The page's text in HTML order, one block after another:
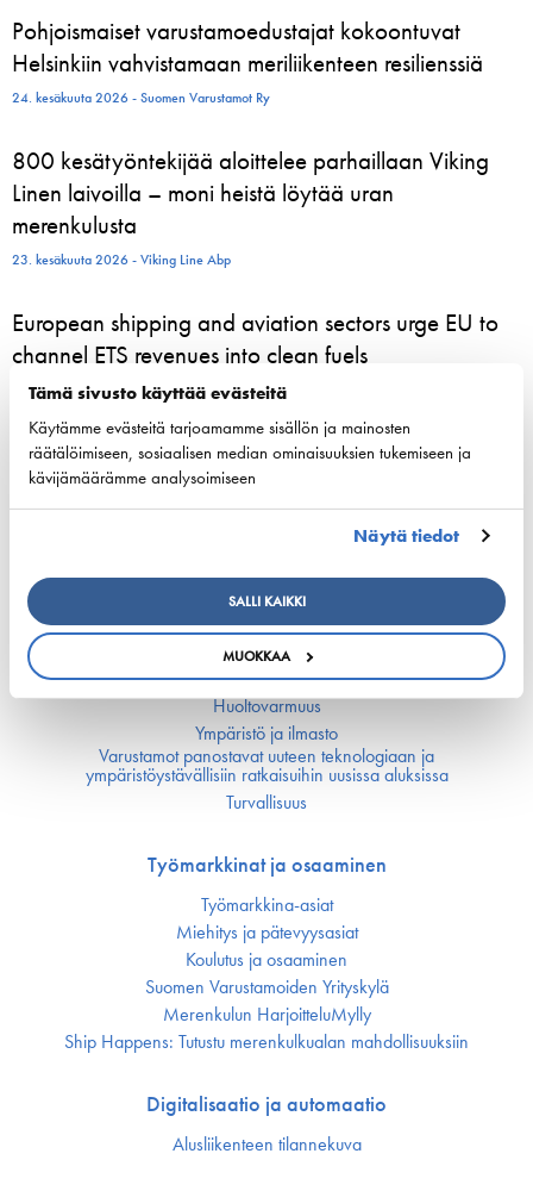
Tämä sivusto käyttää evästeitä
Käytämme evästeitä tarjoamamme sisällön ja mainosten
räätälöimiseen, sosiaalisen median ominaisuuksien tukemiseen ja
kävijämäärämme analysoimiseen
Näytä tiedot
SALLI KAIKKI
MUOKKAA
Pohjoismaiset varustamoedustajat kokoontuvat
Helsinkiin vahvistamaan meriliikenteen resilienssiä
24. kesäkuuta 2026 - Suomen Varustamot Ry
800 kesätyöntekijää aloittelee parhaillaan Viking
Linen laivoilla – moni heistä löytää uran
merenkulusta
23. kesäkuuta 2026 - Viking Line Abp
European shipping and aviation sectors urge EU to
channel ETS revenues into clean fuels
22. kesäkuuta 2026 - safety4sea.com
Kilpailukyky
Kansallinen merenkulku­politiikka
EU:n merenkulku­politiikka
Merenkulun avainluvut
Vastuullisuus
Huoltovarmuus
Ympäristö ja ilmasto
Varustamot panostavat uuteen teknologiaan ja
ympäristöystävällisiin ratkaisuihin uusissa aluksissa
Turvallisuus
Työmarkkinat ja osaaminen
Työmarkkina-asiat
Miehitys ja pätevyys­asiat
Koulutus ja osaaminen
Suomen Varustamoiden Yrityskylä
Merenkulun HarjoitteluMylly
Ship Happens: Tutustu merenkulkualan mahdollisuuksiin
Digitalisaatio ja automaatio
Alusliikenteen tilannekuva